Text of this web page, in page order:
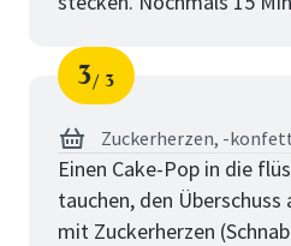
Schritt
3
von
3
Zuckerherzen, -
Einen Cake-Pop in die
tauchen, den
mit Zuckerherzen